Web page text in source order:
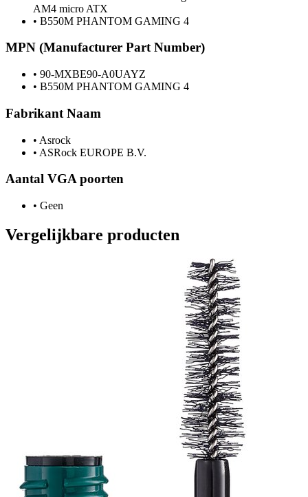
AM4 micro ATX
• B550M PHANTOM GAMING 4
MPN (Manufacturer Part Number)
• 90-MXBE90-A0UAYZ
• B550M PHANTOM GAMING 4
Fabrikant Naam
• Asrock
• ASRock EUROPE B.V.
Aantal VGA poorten
• Geen
Vergelijkbare producten